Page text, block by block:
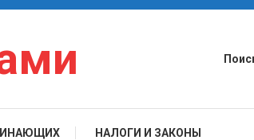
НАЛОГИ И ЗАКОНЫ